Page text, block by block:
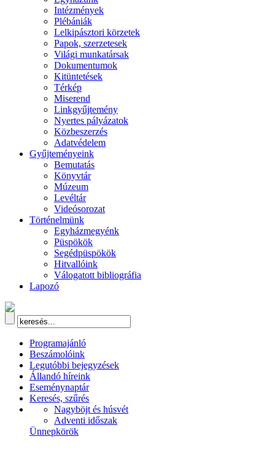
Intézmények
Plébániák
Lelkipásztori körzetek
Papok, szerzetesek
Világi munkatársak
Dokumentumok
Kitüntetések
Térkép
Miserend
Linkgyűjtemény
Nyertes pályázatok
Közbeszerzés
Adatvédelem
Gyűjteményeink
Bemutatás
Könyvtár
Múzeum
Levéltár
Videósorozat
Történelmünk
Egyházmegyénk
Püspökök
Segédpüspökök
Hitvallóink
Válogatott bibliográfia
Lapozó
Programajánló
Beszámolóink
Legutóbbi bejegyzések
Állandó híreink
Eseménynaptár
Keresés, szűrés
Nagyböjt és húsvét
Adventi időszak
Ünnepkörök